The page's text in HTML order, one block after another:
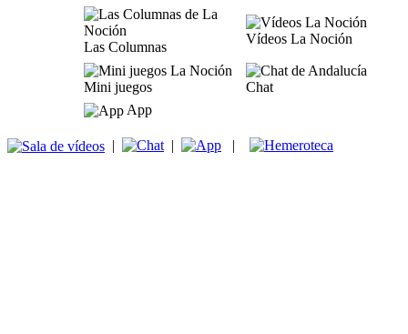
Las Columnas
Vídeos La Noción
Mini juegos
Chat
App
| | |